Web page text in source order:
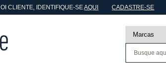
OICLIENTE, IDENTIFIQUE-SEAQUI CADASTRE-SE